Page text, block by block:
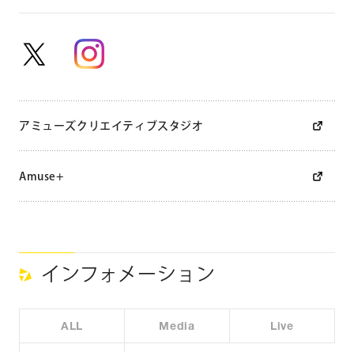
主な出演作品
▼ドラマ
・NTV「ZIP!」内ドラマ「パパとなっちゃんのお弁当」
・TX「亀も、青春は短い」（2023）
・MBS「君となら恋をしてみても」（2023）
・NHK 連続テレビ小説「虎に翼」（2024）
・TBS 日曜劇場「御上先生」（2025）
・ABC「絶対BLになる世界VS絶対BLになりたくない男 ファ
アミューズクリエイティブスタジオ
Amuse+
インフォメーション
ALL Media Live